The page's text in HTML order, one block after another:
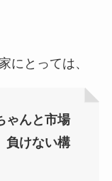
にとっては、
ゃんと市場
負けない構